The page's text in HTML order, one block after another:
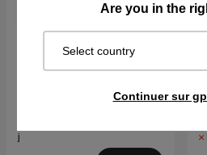
Are you in the
Select country
Continuer sur
Carburateur à flotteur
j